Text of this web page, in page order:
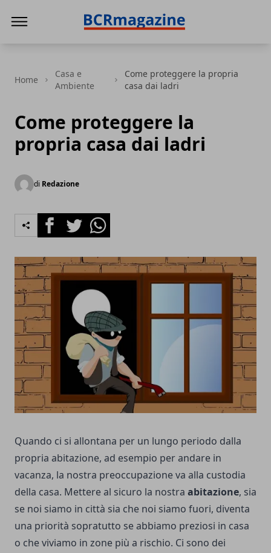
Home
Casa e
Ambiente
Come proteggere la propria
casa dai ladri
Come proteggere la
propria casa dai ladri
di Redazione
FacebookTwitterWhatsapp
Quando ci si allontana per un lungo periodo dalla
propria abitazione, ad esempio per andare in
vacanza, la nostra preoccupazione va alla custodia
della casa. Mettere al sicuro la nostra abitazione, sia
se noi siamo in città sia che noi siamo fuori, diventa
una priorità sopratutto se abbiamo preziosi in casa
o che viviamo in zone più a rischio. Ci sono dei